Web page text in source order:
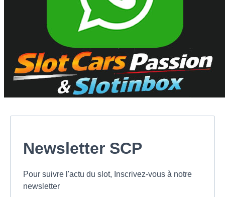
Newsletter SCP
Pour suivre l'actu du slot, Inscrivez-vous à notre
newsletter